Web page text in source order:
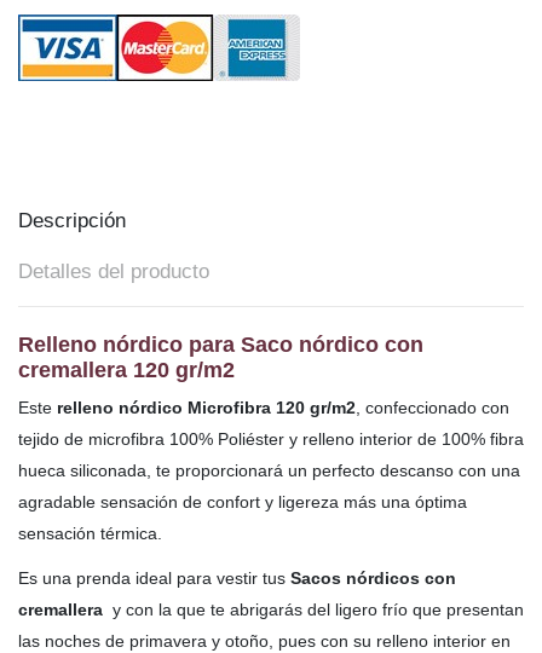
Descripción
Detalles del producto
Relleno nórdico para Saco nórdico con
cremallera 120 gr/m2
Este relleno nórdico Microfibra 120 gr/m2 , confeccionado con
tejido de microfibra 100% Poliéster y relleno interior de 100% fibra
hueca siliconada, te proporcionará un perfecto descanso con una
agradable sensación de confort y ligereza más una óptima
sensación térmica.
Es una prenda ideal para vestir tus Sacos nórdicos con
cremallera y con la que te abrigarás del ligero frío que presentan
las noches de primavera y otoño, pues con su relleno interior en